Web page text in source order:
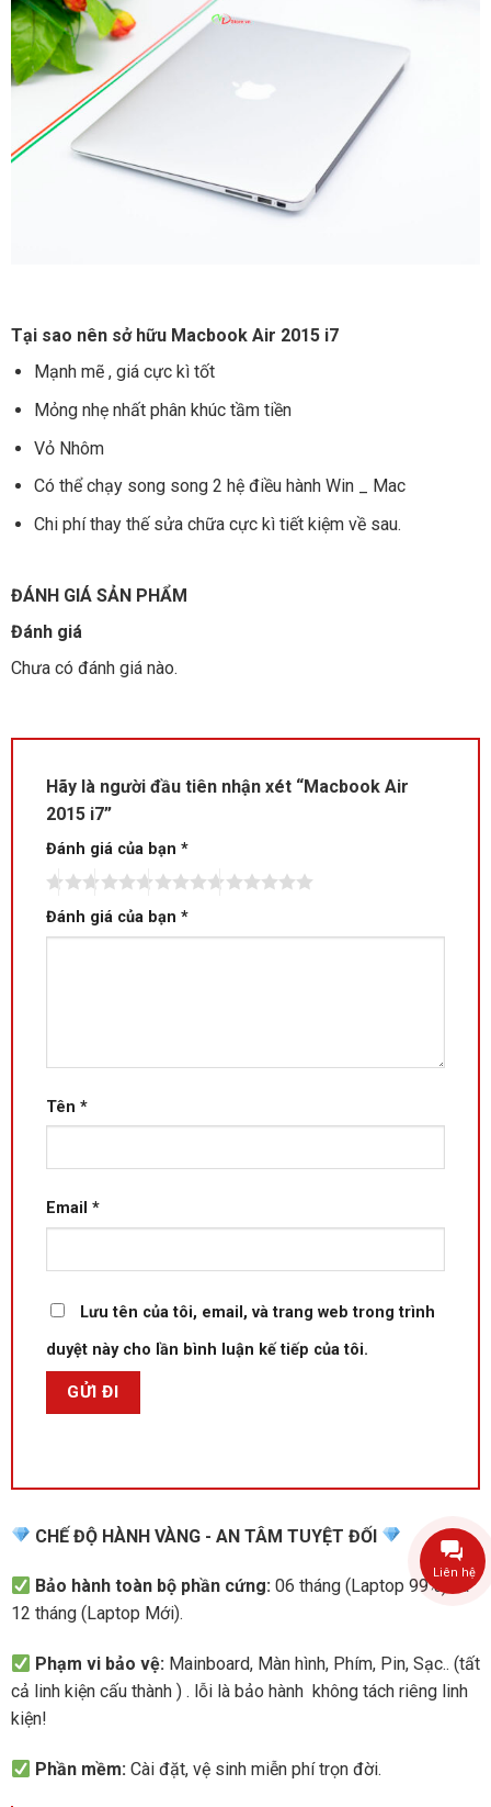
Tại sao nên sở hữu Macbook Air 2015 i7
Mạnh mẽ , giá cực kì tốt
Mỏng nhẹ nhất phân khúc tầm tiền
Vỏ Nhôm
Có thể chạy song song 2 hệ điều hành Win _ Mac
Chi phí thay thế sửa chữa cực kì tiết kiệm về sau.
ĐÁNH GIÁ SẢN PHẨM
Đánh giá
Chưa có đánh giá nào.
Hãy là người đầu tiên nhận xét “Macbook Air
2015 i7”
Đánh giá của bạn *
Đánh giá của bạn *
Tên *
Email *
Lưu tên của tôi, email, và trang web trong trình
duyệt này cho lần bình luận kế tiếp của tôi.
CHẾ ĐỘ HÀNH VÀNG - AN TÂM TUYỆT ĐỐI
Bảo hành toàn bộ phần cứng: 06 tháng (Laptop 99%) và
12 tháng (Laptop Mới).
Phạm vi bảo vệ: Mainboard, Màn hình, Phím, Pin, Sạc.. (tất
cả linh kiện cấu thành ) . lỗi là bảo hành không tách riêng linh
kiện!
Phần mềm: Cài đặt, vệ sinh miễn phí trọn đời.
Liên hệ